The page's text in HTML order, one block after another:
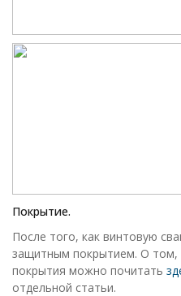
Покрытие.
После того, как винтовую
защитным покрытием. О том,
покрытия можно почитать
отдельной статьи.